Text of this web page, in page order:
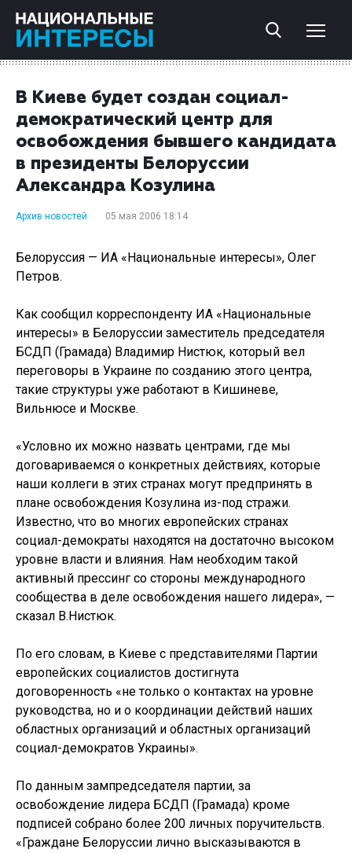
В Киеве будет создан социал-
демократический центр для
освобождения бывшего кандидата
в президенты Белоруссии
Александра Козулина
Архив новостей 05 мая 2006 18:14
Белоруссия — ИА «Национальные интересы», Олег
Петров.
Как сообщил корреспонденту ИА «Национальные
интересы» в Белоруссии заместитель председателя
БСДП (Грамада) Владимир Нистюк, который вел
переговоры в Украине по созданию этого центра,
такие структуры уже работают в Кишиневе,
Вильнюсе и Москве.
«Условно их можно назвать центрами, где мы
договариваемся о конкретных действиях, которые
наши коллеги в этих странах могут предпринять в
плане освобождения Козулина из-под стражи.
Известно, что во многих европейских странах
социал-демократы находятся на достаточно высоком
уровне власти и влияния. Нам необходим такой
активный прессинг со стороны международного
сообщества в деле освобождения нашего лидера», —
сказал В.Нистюк.
По его словам, в Киеве с представителями Партии
европейских социалистов достигнута
договоренность «не только о контактах на уровне
руководства, но и о координации действий наших
областных организаций и областных организаций
социал-демократов Украины».
По данным зампредседателя партии, за
освобождение лидера БСДП (Грамада) кроме
подписей собрано более 200 личных поручительств.
«Граждане Белоруссии лично высказываются в